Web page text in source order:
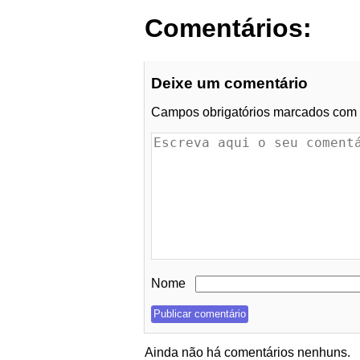
Comentários:
Deixe um comentário
Campos obrigatórios marcados com
Nome
Ainda não há comentários nenhuns.